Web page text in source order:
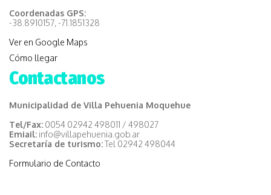
Coordenadas GPS:
-38.8910157, -71.1851328
Ver en Google Maps
Cómo llegar
Contactanos
Municipalidad de Villa Pehuenia Moquehue
Tel/Fax: 0054 02942 498011 / 498027
Emiail: info@villapehuenia.gob.ar
Secretaría de turismo:Tel 02942 498044
Formulario de Contacto